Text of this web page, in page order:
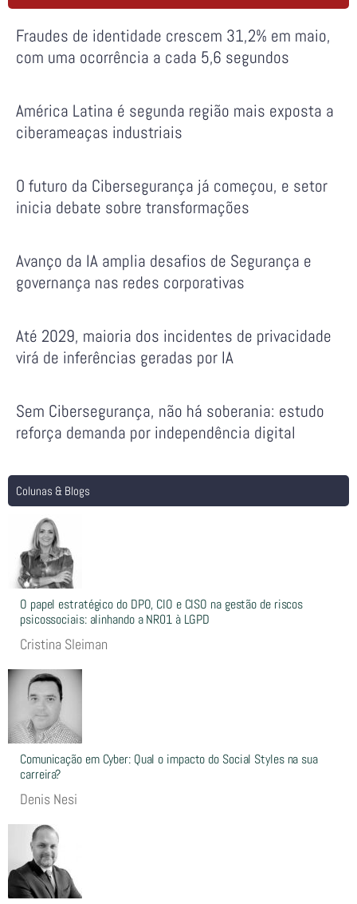
Fraudes de identidade crescem 31,2% em maio,
com uma ocorrência a cada 5,6 segundos
América Latina é segunda região mais exposta a
ciberameaças industriais
O futuro da Cibersegurança já começou, e setor
inicia debate sobre transformações
Avanço da IA amplia desafios de Segurança e
governança nas redes corporativas
Até 2029, maioria dos incidentes de privacidade
virá de inferências geradas por IA
Sem Cibersegurança, não há soberania: estudo
reforça demanda por independência digital
Colunas & Blogs
O papel estratégico do DPO, CIO e CISO na gestão de riscos
psicossociais: alinhando a NR01 à LGPD
Cristina Sleiman
Comunicação em Cyber: Qual o impacto do Social Styles na sua
carreira?
Denis Nesi